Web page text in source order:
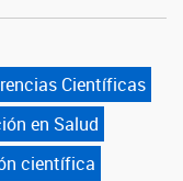
Científicas
en Salud
científica